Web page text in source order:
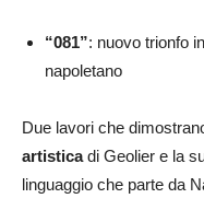
“081”: nuovo trionfo
napoletano
Due lavori che
artisticadi Geolier e la
linguaggio che parte da